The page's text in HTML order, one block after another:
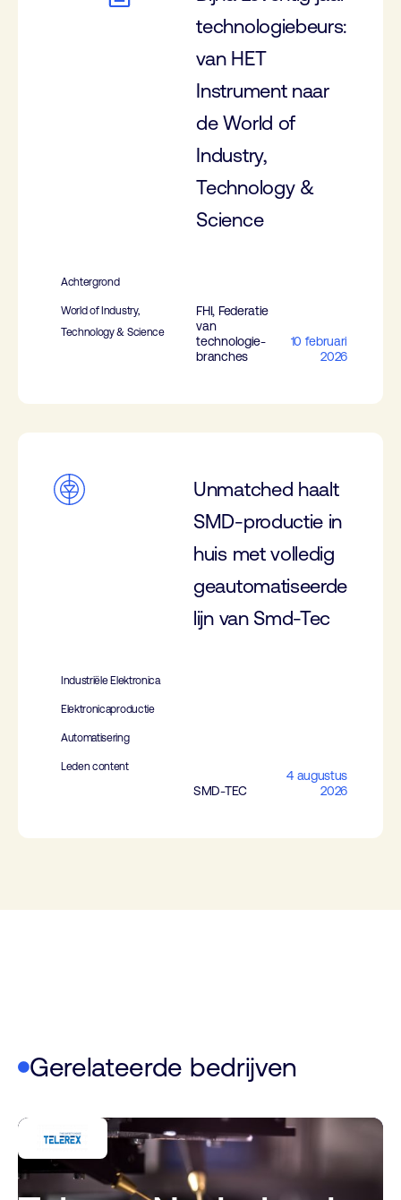
technologiebeurs:
van HET
Instrument naar
de World of
Industry,
Technology &
Science
Achtergrond
World of Industry,
Technology & Science
FHI, Federatie
van
technologie-
branches
10 februari
2026
Unmatched haalt
SMD-productie in
huis met volledig
geautomatiseerde
lijn van Smd-Tec
Industriële Elektronica
Elektronicaproductie
Automatisering
Leden content
SMD-TEC
4 augustus
2026
Gerelateerde bedrijven